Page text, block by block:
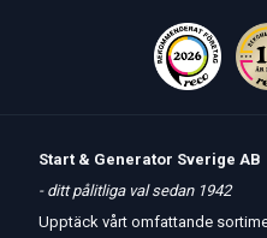
Start & Generator Sverige AB
- ditt pålitliga val sedan 1942
Upptäck vårt omfattande